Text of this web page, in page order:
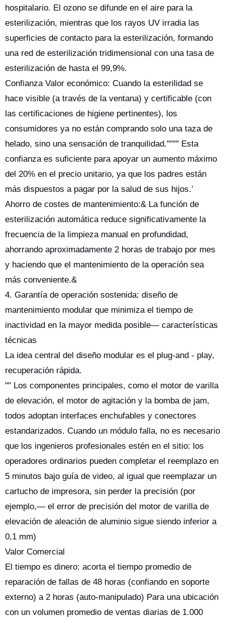
hospitalario. El ozono se difunde en el aire para la
esterilización, mientras que los rayos UV irradia las
superficies de contacto para la esterilización, formando
una red de esterilización tridimensional con una tasa de
esterilización de hasta el 99,9%.
Confianza Valor económico: Cuando la esterilidad se
hace visible (a través de la ventana) y certificable (con
las certificaciones de higiene pertinentes), los
consumidores ya no están comprando solo una taza de
helado, sino una sensación de tranquilidad."""" Esta
confianza es suficiente para apoyar un aumento máximo
del 20% en el precio unitario, ya que los padres están
más dispuestos a pagar por la salud de sus hijos.’
Ahorro de costes de mantenimiento:& La función de
esterilización automática reduce significativamente la
frecuencia de la limpieza manual en profundidad,
ahorrando aproximadamente 2 horas de trabajo por mes
y haciendo que el mantenimiento de la operación sea
más conveniente.&
4. Garantía de operación sostenida: diseño de
mantenimiento modular que minimiza el tiempo de
inactividad en la mayor medida posible— características
técnicas
La idea central del diseño modular es el plug-and - play,
recuperación rápida.
"" Los componentes principales, como el motor de varilla
de elevación, el motor de agitación y la bomba de jam,
todos adoptan interfaces enchufables y conectores
estandarizados. Cuando un módulo falla, no es necesario
que los ingenieros profesionales estén en el sitio: los
operadores ordinarios pueden completar el reemplazo en
5 minutos bajo guía de video, al igual que reemplazar un
cartucho de impresora, sin perder la precisión (por
ejemplo,— el error de precisión del motor de varilla de
elevación de aleación de aluminio sigue siendo inferior a
0,1 mm)
Valor Comercial
El tiempo es dinero: acorta el tiempo promedio de
reparación de fallas de 48 horas (confiando en soporte
externo) a 2 horas (auto-manipulado) Para una ubicación
con un volumen promedio de ventas diarias de 1.000